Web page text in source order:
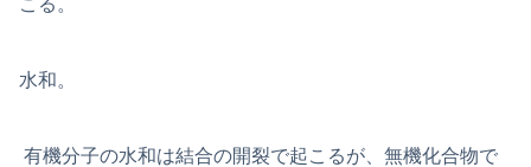
水和。
有機分子の水和は結合の開裂で起こるが、無機化合物で